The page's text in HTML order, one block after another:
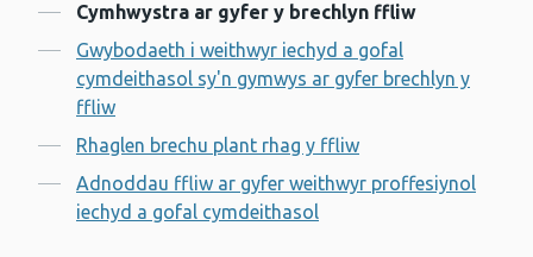
Cymhwystra ar gyfer y brechlyn ffliw
Gwybodaeth i weithwyr iechyd a gofal
cymdeithasol sy'n gymwys ar gyfer brechlyn y
ffliw
Rhaglen brechu plant rhag y ffliw
Adnoddau ffliw ar gyfer weithwyr proffesiynol
iechyd a gofal cymdeithasol